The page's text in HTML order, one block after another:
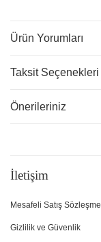
Ürün Yorumları
Taksit Seçenekleri
Önerileriniz
İletişim
Mesafeli Satış
Gizlilik ve Güvenlik